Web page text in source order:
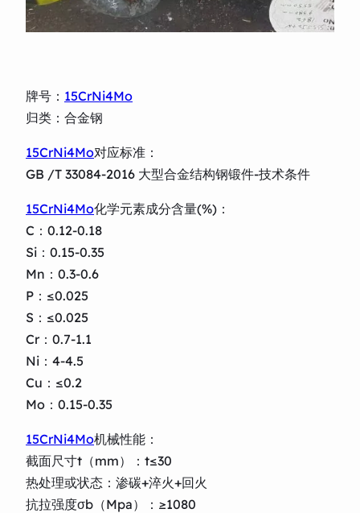
牌号： 15CrNi4Mo
归类：合金钢
15CrNi4Mo对应标准：
GB /T 33084-2016 大型合金结构钢锻件-技术条件
15CrNi4Mo化学元素成分含量(%)：
C：0.12-0.18
Si：0.15-0.35
Mn：0.3-0.6
P：≤0.025
S：≤0.025
Cr：0.7-1.1
Ni：4-4.5
Cu：≤0.2
Mo：0.15-0.35
15CrNi4Mo机械性能：
截面尺寸t（mm）：t≤30
热处理或状态：渗碳+淬火+回火
抗拉强度σb（Mpa）：≥1080